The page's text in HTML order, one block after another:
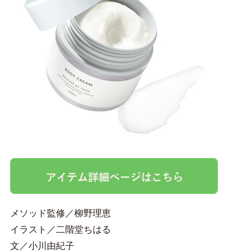
メソッド監修／柳野理恵
イラスト／二階堂ちはる
文／小川由紀子